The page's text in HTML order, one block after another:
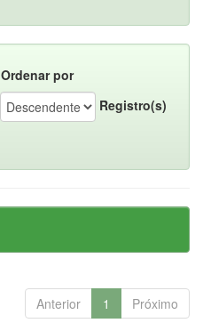
Ordenar por
Registro(s)
Anterior 1 Próximo